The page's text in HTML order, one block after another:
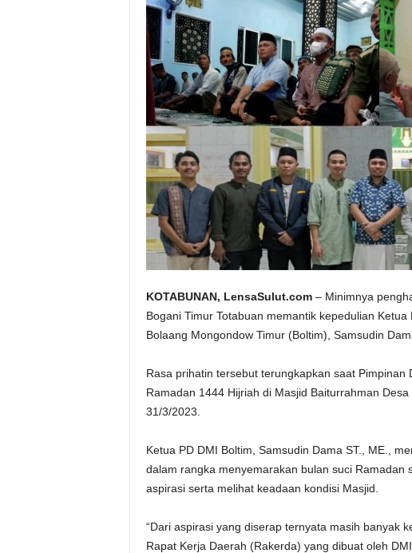
KOTABUNAN, LensaSulut.com– Minimnya
Bogani Timur Totabuan memantik kepedulian
Bolaang Mongondow Timur (Boltim), Samsudin
Rasa prihatin tersebut terungkapkan saat
Ramadan 1444 Hijriah di Masjid Baiturrahman
31/3/2023.
Ketua PD DMI Boltim, Samsudin Dama ST., ME.,
dalam rangka menyemarakan bulan suci Ramadan
aspirasi serta melihat keadaan kondisi Masjid.
“Dari aspirasi yang diserap ternyata masih banyak
Rapat Kerja Daerah (Rakerda) yang dibuat oleh